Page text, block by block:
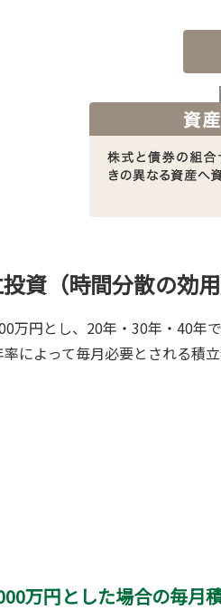
資（時間分散の効用
万円とし、20年・30年・40年
によって毎月必要とされる積
万円とした場合の毎月